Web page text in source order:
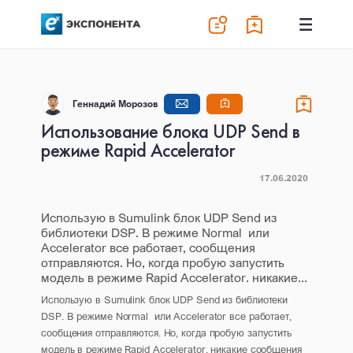
Геннадий Морозов
Использование блока UDP Send в
режиме Rapid Accelerator
17.06.2020
Использую в Sumulink блок UDP Send из
библиотеки DSP. В режиме Normal или
Accelerator все работает, сообщения
отправляются. Но, когда пробую запустить
модель в режиме Rapid Accelerator. никакие...
Использую в Sumulink блок UDP Send из библиотеки
DSP. В режиме Normal или Accelerator все работает,
сообщения отправляются. Но, когда пробую запустить
модель в режиме Rapid Accelerator. никакие сообщения